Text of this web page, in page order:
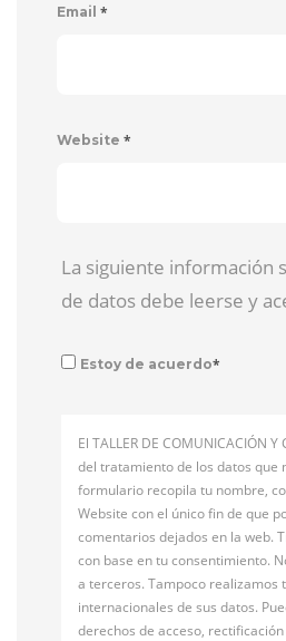
Email *
Website *
La siguiente información
de datos debe leerse y
Estoy de acuerdo*
El TALLER DE COMUNICACIÓN
del tratamiento de los datos que
formulario recopila tu nombre,
Website con el único fin de que
comentarios dejados en la web.
con base en tu consentimiento.
a terceros. Tampoco realizamos
internacionales de sus datos.
derechos de acceso,